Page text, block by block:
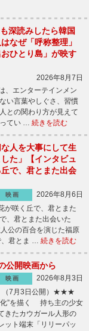
深読みしたら韓国
なぜ「呼称整理」
ひとり島」が映す
2026年8月7日
、エンターテインメン
い言葉やしぐさ、習慣
との関わり方が見えて
てい … 続きを読む
人を大事にして生
た」【インタビュ
で、君とまた出会
映画
2026年8月6日
が咲く丘で、君とまた
、君とまた出会いた
公の百合を演じた福原
君とま … 続きを読む
公開映画から
映画
2026年8月3日
（7月3日公開）★★★
化”を描く 持ち主の少女
きたカウガール人形の
ット端末「リリーパッ